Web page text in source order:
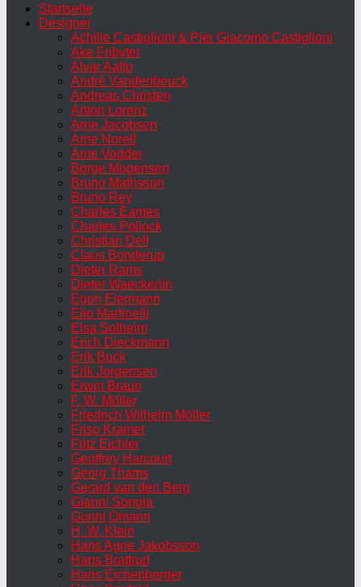
Startseite
Designer
Achille Castiglioni & Pier Giacomo Castiglioni
Ake Fribyter
Alvar Aalto
André Vandenbeuck
Andreas Christen
Anton Lorenz
Arne Jacobsen
Arne Norell
Arne Vodder
Borge Mogensen
Bruno Mathsson
Bruno Rey
Charles Eames
Charles Pollock
Christian Dell
Claus Bonderup
Dieter Rams
Dieter Waeckerlin
Egon Eiermann
Elio Martinelli
Elsa Solheim
Erich Dieckmann
Erik Buck
Erik Jorgensen
Erwin Braun
F. W. Möller
Friedrich Wilhelm Möller
Friso Kramer
Fritz Eichler
Geoffrey Harcourt
Georg Thams
Gerard van den Berg
Gianni Songia
Gunni Omann
H. W. Klein
Hans Agne Jakobsson
Hans Brattrud
Hans Eichenberger